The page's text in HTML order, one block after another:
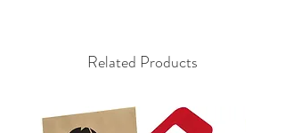
Related Products